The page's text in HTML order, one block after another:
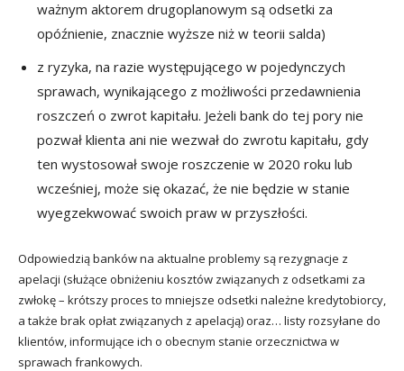
ważnym aktorem drugoplanowym są odsetki za
opóźnienie, znacznie wyższe niż w teorii salda)
z ryzyka, na razie występującego w pojedynczych
sprawach, wynikającego z możliwości przedawnienia
roszczeń o zwrot kapitału. Jeżeli bank do tej pory nie
pozwał klienta ani nie wezwał do zwrotu kapitału, gdy
ten wystosował swoje roszczenie w 2020 roku lub
wcześniej, może się okazać, że nie będzie w stanie
wyegzekwować swoich praw w przyszłości.
Odpowiedzią banków na aktualne problemy są rezygnacje z
apelacji (służące obniżeniu kosztów związanych z odsetkami za
zwłokę – krótszy proces to mniejsze odsetki należne kredytobiorcy,
a także brak opłat związanych z apelacją) oraz… listy rozsyłane do
klientów, informujące ich o obecnym stanie orzecznictwa w
sprawach frankowych.